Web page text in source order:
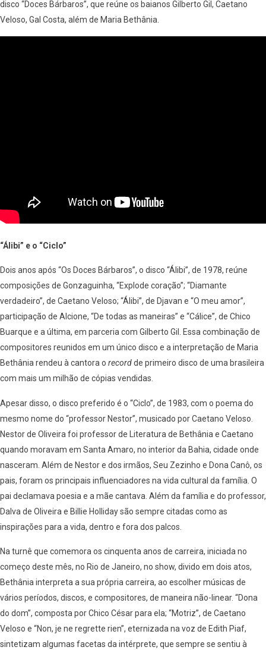
disco “Doces Bárbaros”, que reúne os baianos Gilberto Gil, Caetano
Veloso, Gal Costa, além de Maria Bethânia.
“Álibi” e o “Ciclo”
Dois anos após “Os Doces Bárbaros”, o disco “Álibi”, de 1978, reúne
composições de Gonzaguinha, “Explode coração”; “Diamante
verdadeiro”, de Caetano Veloso; “Álibi”, de Djavan e “O meu amor”,
participação de Alcione, “De todas as maneiras” e “Cálice”, de Chico
Buarque e a última, em parceria com Gilberto Gil. Essa combinação de
compositores reunidos em um único disco e a interpretação de Maria
Bethânia rendeu à cantora o recordde primeiro disco de uma brasileira
com mais um milhão de cópias vendidas.
Apesar disso, o disco preferido é o “Ciclo”, de 1983, com o poema do
mesmo nome do “professor Nestor”, musicado por Caetano Veloso.
Nestor de Oliveira foi professor de Literatura de Bethânia e Caetano
quando moravam em Santa Amaro, no interior da Bahia, cidade onde
nasceram. Além de Nestor e dos irmãos, Seu Zezinho e Dona Canô, os
pais, foram os principais influenciadores na vida cultural da família. O
pai declamava poesia e a mãe cantava. Além da família e do professor,
Dalva de Oliveira e Billie Holliday são sempre citadas como as
inspirações para a vida, dentro e fora dos palcos.
Na turnê que comemora os cinquenta anos de carreira, iniciada no
começo deste mês, no Rio de Janeiro, no show, divido em dois atos,
Bethânia interpreta a sua própria carreira, ao escolher músicas de
vários períodos, discos, e compositores, de maneira não-linear. “Dona
do dom”, composta por Chico César para ela; “Motriz”, de Caetano
Veloso e “Non, je ne regrette rien”, eternizada na voz de Edith Piaf,
sintetizam algumas facetas da intérprete, que sempre se sentiu à